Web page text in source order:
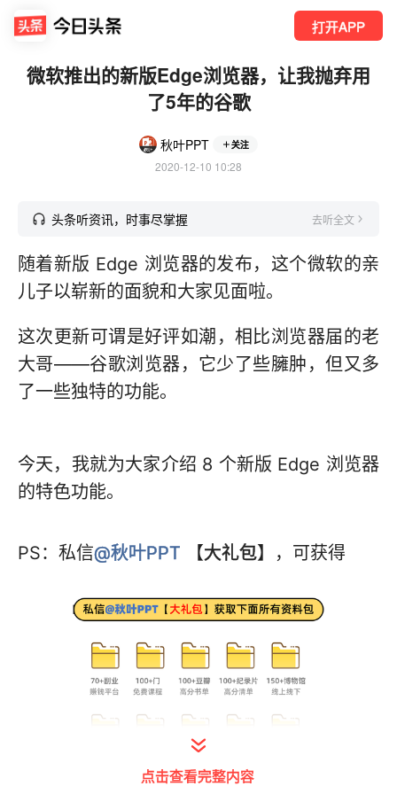
打开APP
微软推出的新版Edge浏览器，让我抛弃用
了5年的谷歌
秋叶PPT 关注
2020-12-10 10:28
头条听资讯，时事尽掌握 去听全文
随着新版 Edge 浏览器的发布，这个微软的亲
儿子以崭新的面貌和大家见面啦。
这次更新可谓是好评如潮，相比浏览器届的老
大哥——谷歌浏览器，它少了些臃肿，但又多
了一些独特的功能。
今天，我就为大家介绍 8 个新版 Edge 浏览器
的特色功能。
PS：私信@秋叶PPT 【大礼包】，可获得
点击查看完整内容